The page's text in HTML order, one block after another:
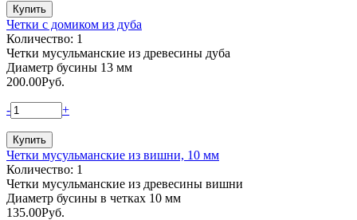
Четки с домиком из дуба
Количество: 1
Четки мусульманские из древесины дуба
Диаметр бусины 13 мм
200.00Руб.
- +
Четки мусульманские из вишни, 10 мм
Количество: 1
Четки мусульманские из древесины вишни
Диаметр бусины в четках 10 мм
135.00Руб.